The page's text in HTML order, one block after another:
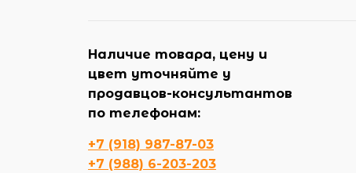
Наличие товара, цену и
цвет уточняйте у
продавцов-консультантов
по телефонам:
+7 (918) 987-87-03
+7 (988) 6-203-203